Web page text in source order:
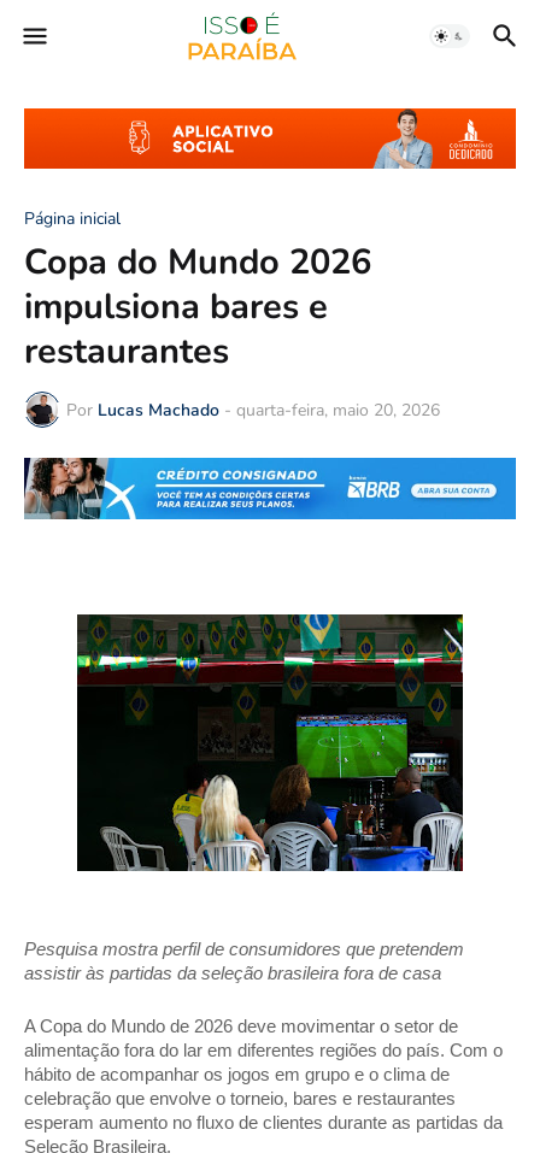
Página inicial
Copa do Mundo 2026
impulsiona bares e
restaurantes
Por Lucas Machado - quarta-feira, maio 20, 2026
Pesquisa mostra perfil de consumidores que pretendem
assistir às partidas da seleção brasileira fora de casa
A Copa do Mundo de 2026 deve movimentar o setor de
alimentação fora do lar em diferentes regiões do país. Com o
hábito de acompanhar os jogos em grupo e o clima de
celebração que envolve o torneio, bares e restaurantes
esperam aumento no fluxo de clientes durante as partidas da
Seleção Brasileira.